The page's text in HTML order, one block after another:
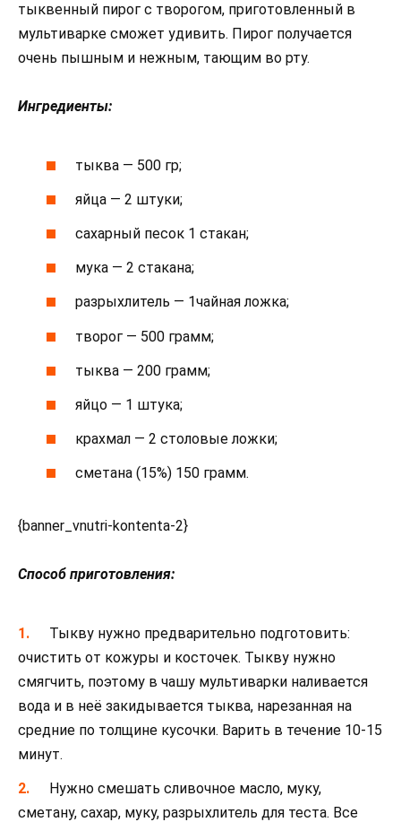
тыквенный пирог с творогом, приготовленный в
мультиварке сможет удивить. Пирог получается
очень пышным и нежным, тающим во рту.
Ингредиенты:
тыква — 500 гр;
яйца — 2 штуки;
сахарный песок 1 стакан;
мука — 2 стакана;
разрыхлитель — 1чайная ложка;
творог — 500 грамм;
тыква — 200 грамм;
яйцо — 1 штука;
крахмал — 2 столовые ложки;
сметана (15%) 150 грамм.
{banner_vnutri-kontenta-2}
Способ приготовления:
Тыкву нужно предварительно подготовить:
очистить от кожуры и косточек. Тыкву нужно
смягчить, поэтому в чашу мультиварки наливается
вода и в неё закидывается тыква, нарезанная на
средние по толщине кусочки. Варить в течение 10-15
минут.
Нужно смешать сливочное масло, муку,
сметану, сахар, муку, разрыхлитель для теста. Все